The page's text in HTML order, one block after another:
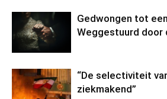
Gedwongen tot
Weggestuurd door
“De selectiviteit
ziekmakend”